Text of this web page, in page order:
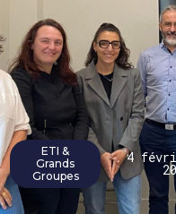
ETI &
Grands
Groupes
4